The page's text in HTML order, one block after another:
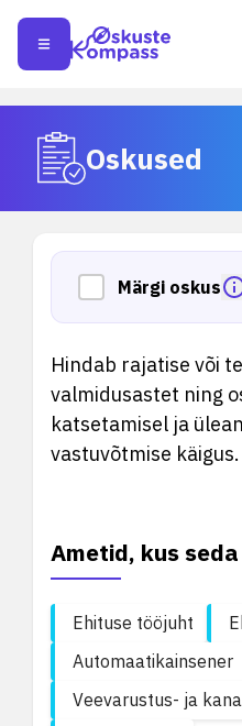
Oskused
Märgi oskus
Hindab rajatise või
valmidusastet ning
katsetamisel ja
vastuvõtmise käigus.
Ametid, kus
Ehituse tööjuht
Automaatikainsener
Veevarustus- ja